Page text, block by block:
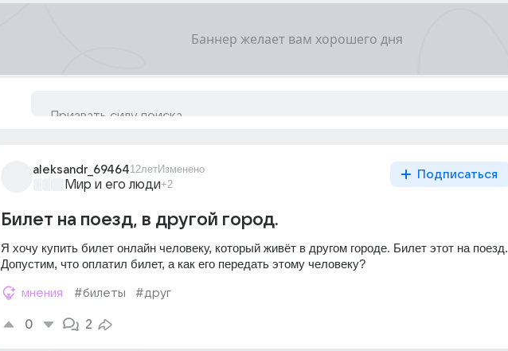
aleksandr_6946412летИзменено
Мир и его люди+2
Подписаться
Билет на поезд, в другой город.
Я хочу купить билет онлайн человеку, который живёт в другом городе. Билет этот на поезд.
Допустим, что оплатил билет, а как его передать этому человеку?
мнения #билеты #друг
0 2